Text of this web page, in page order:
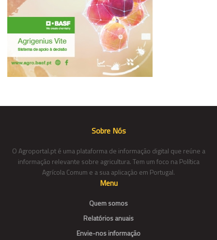
Sobre Nós
O Agroportal.pt é uma plataforma de informação digital que reúne a
informação relevante sobre agricultura. Tem um foco na Política
Agrícola Comum e a sua aplicação em Portugal.
Menu
Quem somos
Relatórios anuais
Envie-nos informação